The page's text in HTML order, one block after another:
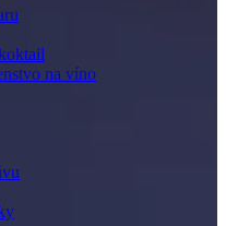
na víno